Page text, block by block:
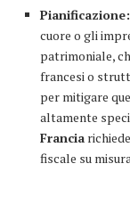
Pianificazione:
cuore o gli
patrimoniale,
francesi o
per mitigare
altamente
Francia
fiscale su